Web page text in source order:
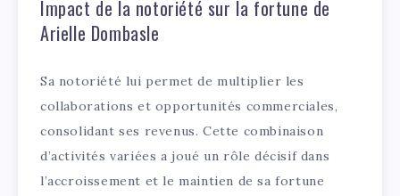
Impact de la notoriété sur la fortune de
Arielle Dombasle
Sa notoriété lui permet de multiplier les
collaborations et opportunités commerciales,
consolidant ses revenus. Cette combinaison
d’activités variées a joué un rôle décisif dans
l’accroissement et le maintien de sa fortune